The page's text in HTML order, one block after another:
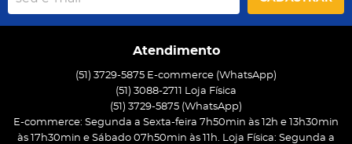
Atendimento
(51) 3729-5875 E-commerce (WhatsApp)
(51) 3088-2711 Loja Física
(51) 3729-5875 (WhatsApp)
E-commerce: Segunda a Sexta-feira 7h50min às 12h e 13h30min
às 17h30min e Sábado 07h50min às 11h. Loja Física: Segunda a